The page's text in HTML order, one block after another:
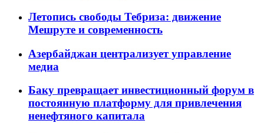
Летопись свободы Тебриза: движение
Мешруте и современность
Азербайджан централизует управление
медиа
Баку превращает инвестиционный форум в
постоянную платформу для привлечения
ненефтяного капитала